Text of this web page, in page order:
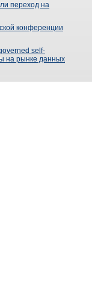
переход на
конференции
self-
на рынке данных